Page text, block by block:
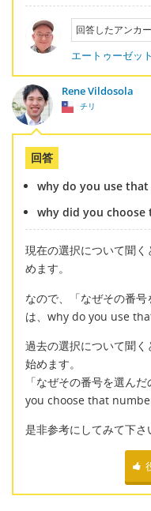
回答したアンカ
エートゥーゼッ
Rene Vildosola
チリ
回答
why do you use that
why did you choose
現在の選択について聞
めます。
なので、「なぜその番
は、why do you use
過去の選択について聞
始めます。
「なぜその番号を選ん
you choose that
是非参考にしてみて下さ